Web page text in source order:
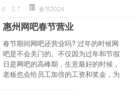
0 7 春节2024
惠州网吧春节营业
春节期间网吧还营业吗? 过年的时候网
吧是不会关门的。不仅因为过年和节假
日是网吧的高峰期，生意最好的时候，
老板也会给员工加倍的工资和奖金，为